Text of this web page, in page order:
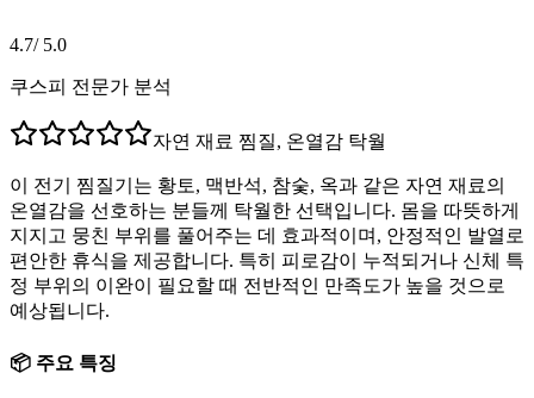
4.7/ 5.0
쿠스피 전문가 분석
자연 재료 찜질, 온열감 탁월
이 전기 찜질기는 황토, 맥반석, 참숯, 옥과 같은 자연 재료의
온열감을 선호하는 분들께 탁월한 선택입니다. 몸을 따뜻하게
지지고 뭉친 부위를 풀어주는 데 효과적이며, 안정적인 발열로
편안한 휴식을 제공합니다. 특히 피로감이 누적되거나 신체 특
정 부위의 이완이 필요할 때 전반적인 만족도가 높을 것으로
예상됩니다.
📦 주요 특징